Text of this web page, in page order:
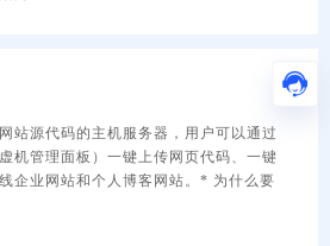
站源代码的主机服务器，用户可以通过
机管理面板）一键上传网页代码、一键
企业网站和个人博客网站。* 为什么要